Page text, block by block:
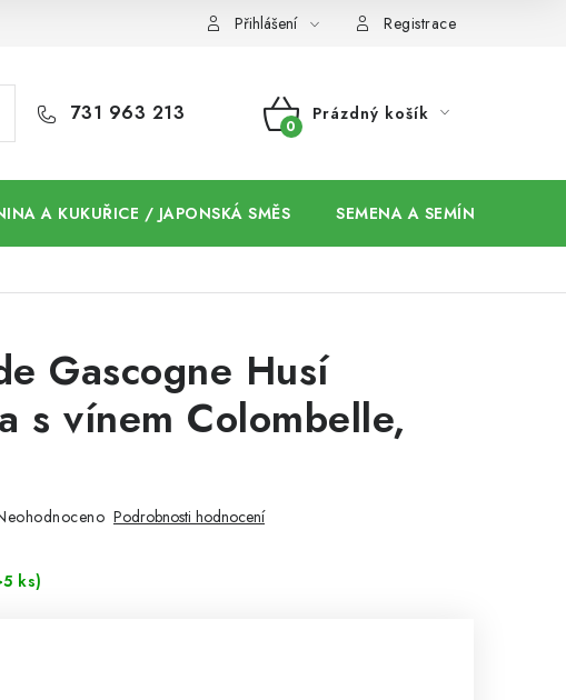
Přihlášení Registrace
731 963 213
NÁKUPNÍ
Prázdný košík
A KUKUŘICE / JAPONSKÁ SMĚS SEMENA A SEMÍNKA / CHIA
Gascogne Husí
s vínem Colombelle,
Podrobnosti hodnocení
ks)